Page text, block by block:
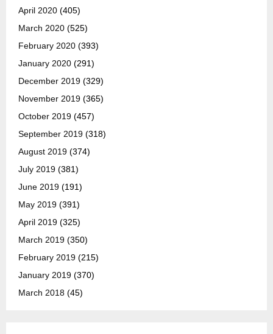
April 2020 (405)
March 2020 (525)
February 2020 (393)
January 2020 (291)
December 2019 (329)
November 2019 (365)
October 2019 (457)
September 2019 (318)
August 2019 (374)
July 2019 (381)
June 2019 (191)
May 2019 (391)
April 2019 (325)
March 2019 (350)
February 2019 (215)
January 2019 (370)
March 2018 (45)